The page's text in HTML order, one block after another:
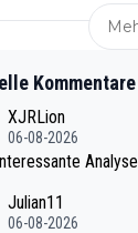
Kommentare
XJRLion
06-08-2026
Julian11
06-08-2026